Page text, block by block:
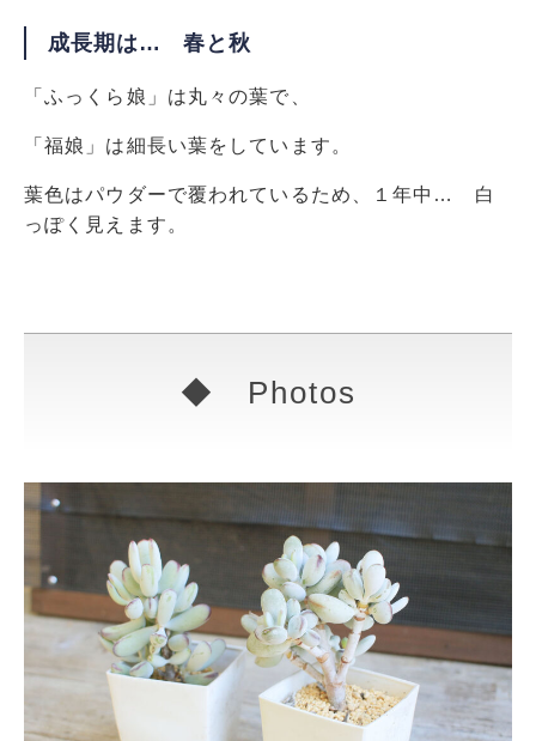
成長期は… 春と秋
「ふっくら娘」は丸々の葉で、
「福娘」は細長い葉をしています。
葉色はパウダーで覆われているため、１年中… 白
っぽく見えます。
◆ Photos